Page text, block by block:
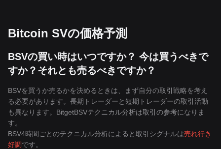
Bitcoin SVの価格予測
BSVの買い時はいつですか？ 今は買うべきで
すか？それとも売るべきですか？
BSVを買うか売るかを決めるときは、まず自分の取引戦略を考え
る必要があります。長期トレーダーと短期トレーダーの取引活動
も異なります。BitgetBSVテクニカル分析は取引の参考になりま
す。
BSV4時間ごとのテクニカル分析によると取引シグナルは売れ行き
好調です。